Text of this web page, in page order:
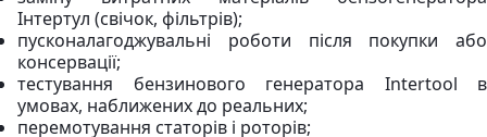
Інтертул (свічок, фільтрів);
пусконалагоджувальні роботи після покупки або
консервації;
тестування бензинового генератора Intertool в
умовах, наближених до реальних;
перемотування статорів і роторів;